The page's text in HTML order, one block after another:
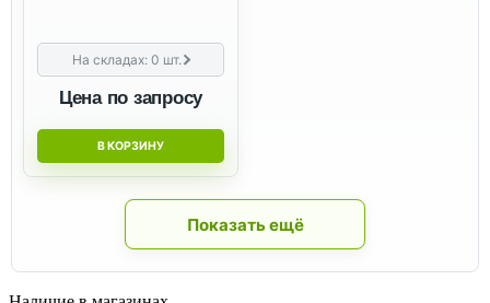
На складах:0 шт.
Цена по запросу
В КОРЗИНУ
Показать ещё